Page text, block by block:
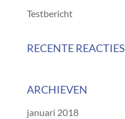
Testbericht
RECENTE REACTIES
ARCHIEVEN
januari 2018